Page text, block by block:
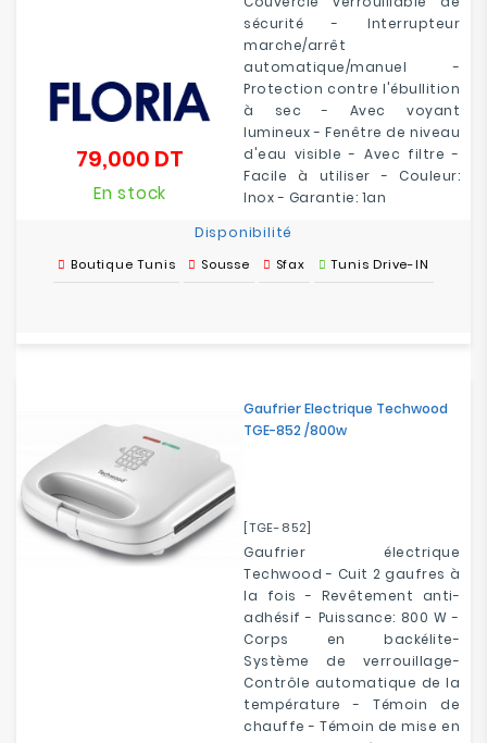
sécurité - Interrupteur
marche/arrêt
automatique/manuel -
Protection contre l'ébullition
à sec - Avec voyant
lumineux - Fenêtre de niveau
d'eau visible - Avec filtre -
Facile à utiliser - Couleur:
Inox - Garantie: 1an
79,000 DT
En stock
Disponibilité
Boutique Tunis Sousse Sfax Tunis Drive-IN
Gaufrier Electrique Techwood
TGE-852 /800w
[TGE-852]
Gaufrier électrique
Techwood - Cuit 2 gaufres à
la fois - Revêtement anti-
adhésif - Puissance: 800 W -
Corps en backélite-
Système de verrouillage-
Contrôle automatique de la
température - Témoin de
chauffe - Témoin de mise en